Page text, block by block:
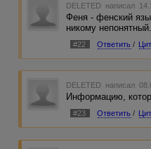
DELETED написал
Феня - фенский
никому
#22 Ответить /
DELETED написал
Информацию,
#23 Ответить /